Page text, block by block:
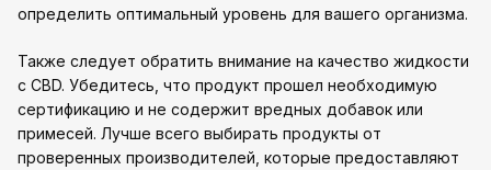
определить оптимальный уровень для вашего организма.
Также следует обратить внимание на качество жидкости
с CBD. Убедитесь, что продукт прошел необходимую
сертификацию и не содержит вредных добавок или
примесей. Лучше всего выбирать продукты от
проверенных производителей, которые предоставляют